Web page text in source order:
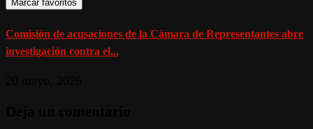
Marcar favoritos
Comisión de acusaciones de la Cámara de Representantes abre
investigación contra el...